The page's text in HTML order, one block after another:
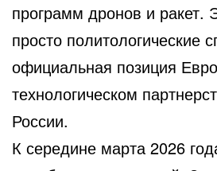
программ дронов и ракет.
просто политологические
официальная позиция
технологическом
России.
К середине марта 2026